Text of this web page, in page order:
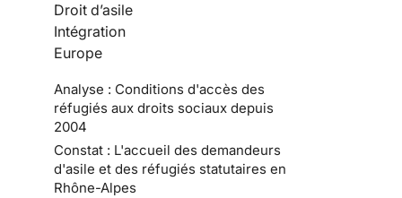
Droit d’asile
Intégration
Europe
Analyse : Conditions d'accès des
réfugiés aux droits sociaux depuis
2004
Constat : L'accueil des demandeurs
d'asile et des réfugiés statutaires en
Rhône-Alpes